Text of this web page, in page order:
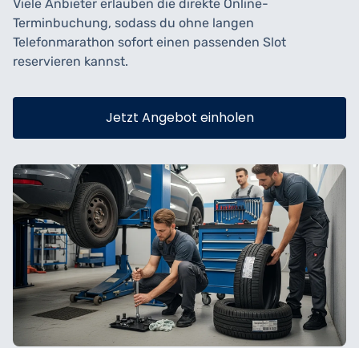
Viele Anbieter erlauben die direkte Online-
Terminbuchung, sodass du ohne langen
Telefonmarathon sofort einen passenden Slot
reservieren kannst.
Jetzt Angebot einholen